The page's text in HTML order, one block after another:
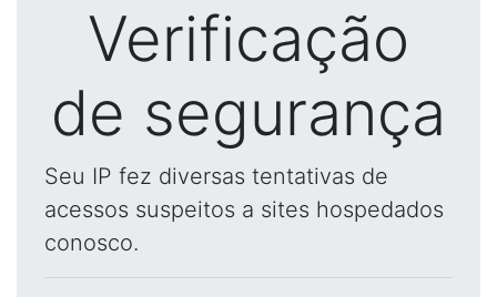
Verificação
de segurança
Seu IP fez diversas tentativas de
acessos suspeitos a sites hospedados
conosco.